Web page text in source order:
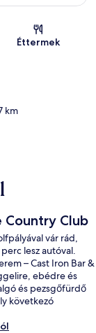
Éttermek
km
Club
vár rád,
lesz autóval.
– Cast Iron Bar &
ebédre és
és pezsgőfürdő
következó